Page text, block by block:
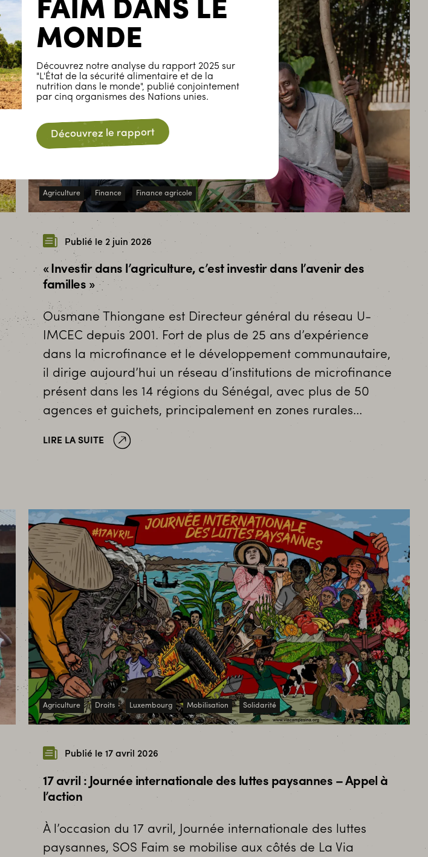
Agriculture Finance Finance agricole
Publié le 2 juin 2026
« Investir dans l’agriculture, c’est investir dans l’avenir des
familles »
Ousmane Thiongane est Directeur général du réseau U-
IMCEC depuis 2001. Fort de plus de 25 ans d’expérience
dans la microfinance et le développement communautaire,
il dirige aujourd’hui un réseau d’institutions de microfinance
présent dans les 14 régions du Sénégal, avec plus de 50
agences et guichets, principalement en zones rurales…
LIRE LA SUITE
Agriculture Droits Luxembourg Mobilisation Solidarité
Publié le 17 avril 2026
17 avril : Journée internationale des luttes paysannes – Appel à
l’action
À l’occasion du 17 avril, Journée internationale des luttes
paysannes, SOS Faim se mobilise aux côtés de La Via
FAIM DANS LE
MONDE
Découvrez notre analyse du rapport 2025 sur
"L'État de la sécurité alimentaire et de la
nutrition dans le monde", publié conjointement
par cinq organismes des Nations unies.
Découvrez le rapport